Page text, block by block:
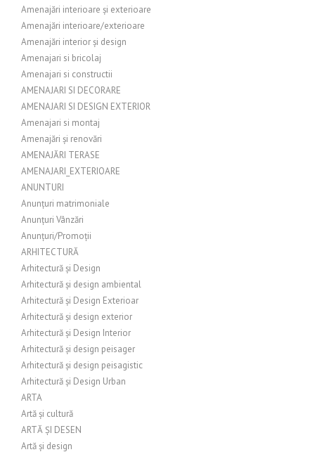
Amenajări interioare și exterioare
Amenajări interioare/exterioare
Amenajări interior și design
Amenajari si bricolaj
Amenajari si constructii
AMENAJARI SI DECORARE
AMENAJARI SI DESIGN EXTERIOR
Amenajari si montaj
Amenajări și renovări
AMENAJĂRI TERASE
AMENAJARI_EXTERIOARE
ANUNTURI
Anunțuri matrimoniale
Anunțuri Vânzări
Anunțuri/Promoții
ARHITECTURĂ
Arhitectură și Design
Arhitectură și design ambiental
Arhitectură și Design Exterioar
Arhitectură și design exterior
Arhitectură și Design Interior
Arhitectură și design peisager
Arhitectură și design peisagistic
Arhitectură și Design Urban
ARTA
Artă și cultură
ARTĂ ȘI DESEN
Artă și design